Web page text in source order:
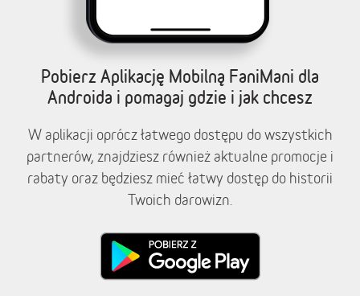
Pobierz Aplikację Mobilną FaniMani dla
Androida i pomagaj gdzie i jak chcesz
W aplikacji oprócz łatwego dostępu do wszystkich
partnerów, znajdziesz również aktualne promocje i
rabaty oraz będziesz mieć łatwy dostęp do historii
Twoich darowizn.